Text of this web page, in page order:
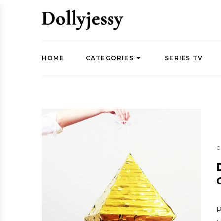
HOME CATEGORIES SERIES TV